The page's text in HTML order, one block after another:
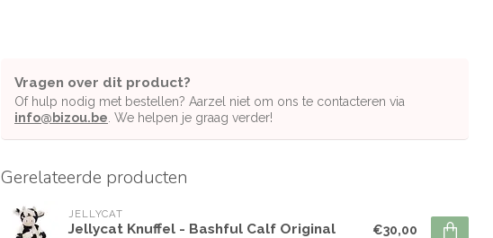
Vragen over dit product?
Of hulp nodig met bestellen? Aarzel niet om ons te contacteren via
info@bizou.be . We helpen je graag verder!
Gerelateerde producten
JELLYCAT
Jellycat Knuffel - Bashful Calf Original €30,00